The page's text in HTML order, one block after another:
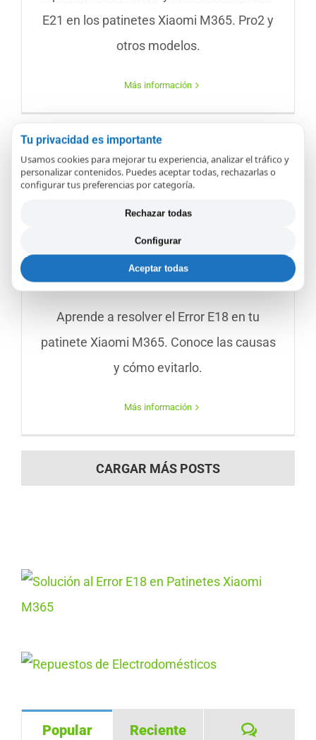
E21 en los patinetes Xiaomi M365. Pro2 y
otros modelos.
Más información
Patinetes Xiaomi M365
Problemas Comunes y Soluciones
Aprende a resolver el Error E18 en tu
patinete Xiaomi M365. Conoce las causas
y cómo evitarlo.
Más información
CARGAR MÁS POSTS
Popular Reciente
Tu privacidad es importante
Usamos cookies para mejorar tu experiencia, analizar el tráfico y
personalizar contenidos. Puedes aceptar todas, rechazarlas o
configurar tus preferencias por categoría.
Rechazar todas
Configurar
Aceptar todas